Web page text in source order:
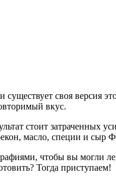
своя версия
вкус.
стоит затраченных
масло, специи и сыр
чтобы вы могли
Тогда приступаем!